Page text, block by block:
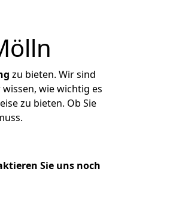
zu bieten. Wir sind
wie wichtig es
zu bieten. Ob Sie
Sie uns noch